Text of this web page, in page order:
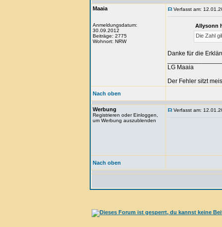
Maaia
Anmeldungsdatum:
30.09.2012
Beiträge: 2775
Wohnort: NRW
Verfasst am:
Allysonn
Die Zahl
Danke für die
LG Maaia
Der Fehler sitzt
Nach oben
Werbung
Registrieren oder Einloggen,
um Werbung auszublenden
Verfasst am:
Nach oben